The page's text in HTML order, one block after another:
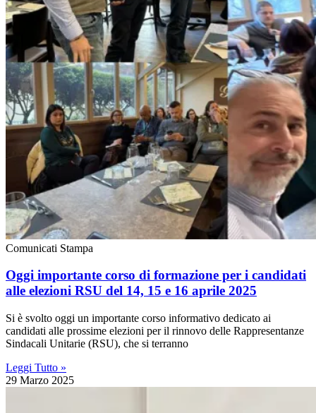
Comunicati Stampa
Oggi importante corso di formazione per i candidati
alle elezioni RSU del 14, 15 e 16 aprile 2025
Si è svolto oggi un importante corso informativo dedicato ai
candidati alle prossime elezioni per il rinnovo delle Rappresentanze
Sindacali Unitarie (RSU), che si terranno
Leggi Tutto »
29 Marzo 2025